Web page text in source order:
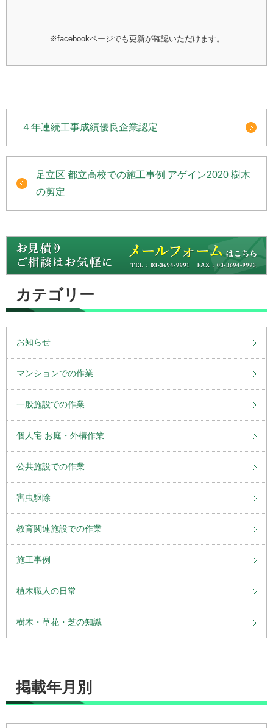
※facebookページでも更新が確認いただけます。
４年連続工事成績優良企業認定
足立区 都立高校での施工事例 アゲイン2020 樹木
の剪定
カテゴリー
お知らせ
マンションでの作業
一般施設での作業
個人宅 お庭・外構作業
公共施設での作業
害虫駆除
教育関連施設での作業
施工事例
植木職人の日常
樹木・草花・芝の知識
掲載年月別